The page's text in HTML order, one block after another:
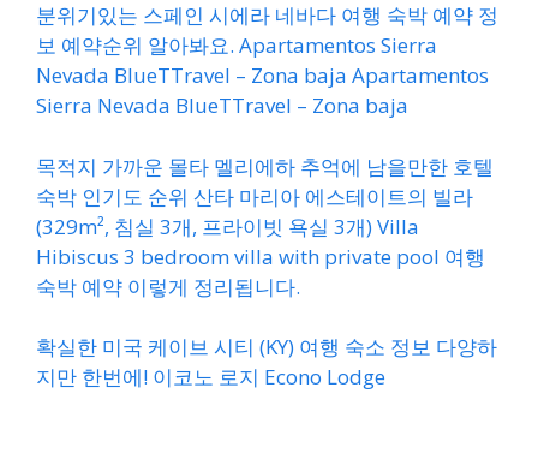
분위기있는 스페인 시에라 네바다 여행 숙박 예약 정
보 예약순위 알아봐요. Apartamentos Sierra
Nevada BlueTTravel – Zona baja Apartamentos
Sierra Nevada BlueTTravel – Zona baja
목적지 가까운 몰타 멜리에하 추억에 남을만한 호텔
숙박 인기도 순위 산타 마리아 에스테이트의 빌라
(329m², 침실 3개, 프라이빗 욕실 3개) Villa
Hibiscus 3 bedroom villa with private pool 여행
숙박 예약 이렇게 정리됩니다.
확실한 미국 케이브 시티 (KY) 여행 숙소 정보 다양하
지만 한번에! 이코노 로지 Econo Lodge